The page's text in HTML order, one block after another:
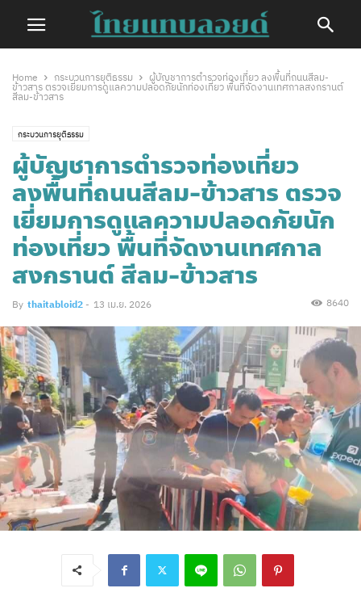
Home กระบวนการยุติธรรม
ผู้บัญชาการตำรวจท่องเที่ยว ลงพื้นที่ถนนสีลม-
ข้าวสาร ตรวจเยี่ยมการดูแลความปลอดภัยนักท่องเที่ยว พื้นที่จัดงานเทศกาลสงกรานต์
สีลม-ข้าวสาร
กระบวนการยุติธรรม
ผู้บัญชาการตำรวจท่องเที่ยว
ลงพื้นที่ถนนสีลม-ข้าวสาร ตรวจ
เยี่ยมการดูแลความปลอดภัยนัก
ท่องเที่ยว พื้นที่จัดงานเทศกาล
สงกรานต์ สีลม-ข้าวสาร
By thaitabloid2 - 13 เม.ย. 2026 8640